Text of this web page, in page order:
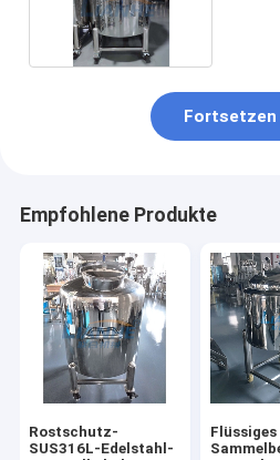
Fortsetzen
Empfohlene Produkte
Rostschutz-
SUS316L-Edelstahl-